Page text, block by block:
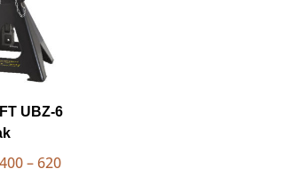
UBZ-6
– 620